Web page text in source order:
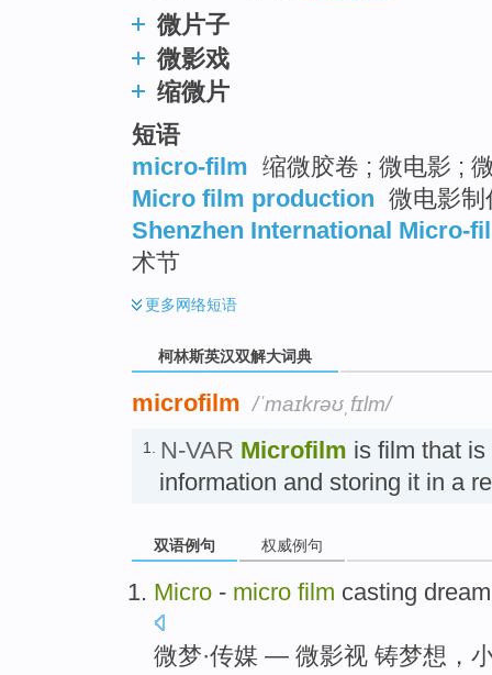
微片子
微影戏
缩微片
短语
micro-film 缩微胶卷 ; 微电影 ;
Micro film production 微电影制
Shenzhen International Micro-
术节
更多网络短语
柯林斯英汉双解大词典
microfilm /ˈmaɪkrəʊˌfɪlm/
1. N-VAR Microfilm is film that
information and storing it in a
双语例句 权威例句
Micro - micro film casting dream
微梦·传媒 — 微影视 铸梦想 ，